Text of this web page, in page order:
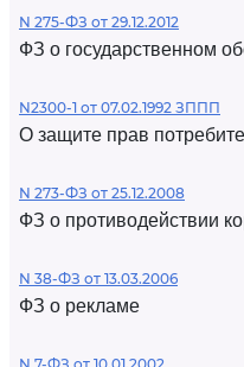
N 275-ФЗ от 29.12.2012
ФЗ о государственном
N2300-1 от 07.02.1992 ЗППП
О защите прав
N 273-ФЗ от 25.12.2008
ФЗ о противодействии
N 38-ФЗ от 13.03.2006
ФЗ о рекламе